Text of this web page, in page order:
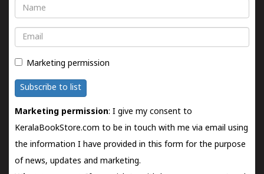
Name
Email
Marketing permission
Subscribe to list
Marketing permission: I give my consent to
KeralaBookStore.com to be in touch with me via email using
the information I have provided in this form for the purpose
of news, updates and marketing.